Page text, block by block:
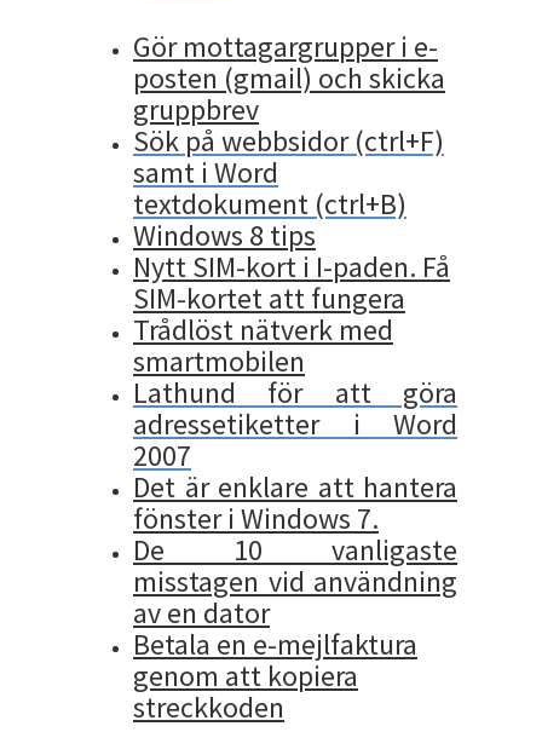
Gör mottagargrupper i e-
posten (gmail) och skicka
gruppbrev
Sök på webbsidor (ctrl+F)
samt i Word
textdokument (ctrl+B)
Windows 8 tips
Nytt SIM-kort i I-paden. Få
SIM-kortet att fungera
Trådlöst nätverk med
smartmobilen
Lathund för att göra
adressetiketter i Word
2007
Det är enklare att hantera
fönster i Windows 7.
De 10 vanligaste
misstagen vid användning
av en dator
Betala en e-mejlfaktura
genom att kopiera
streckkoden